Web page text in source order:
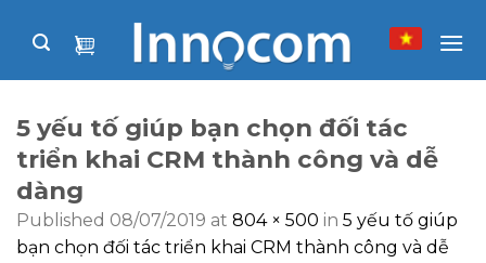
5 yếu tố giúp bạn chọn đối tác
triển khai CRM thành công và dễ
dàng
Published 08/07/2019 at 804 × 500 in 5 yếu tố giúp
bạn chọn đối tác triển khai CRM thành công và dễ